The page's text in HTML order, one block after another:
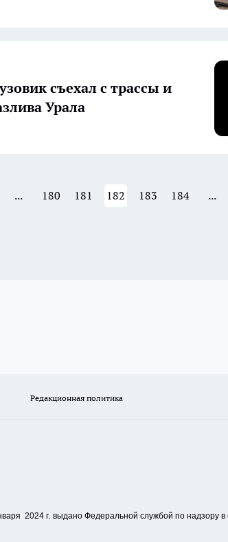
съехал с трассы и
Урала
... 180 181 182 183 184 ...
Редакционная политика
2024 г. выдано Федеральной службой по надзору